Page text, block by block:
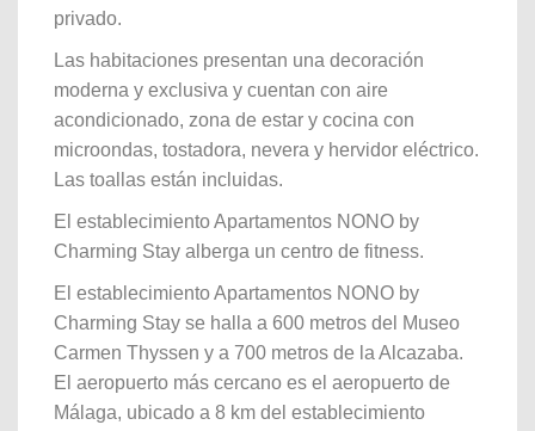
privado.
Las habitaciones presentan una decoración
moderna y exclusiva y cuentan con aire
acondicionado, zona de estar y cocina con
microondas, tostadora, nevera y hervidor eléctrico.
Las toallas están incluidas.
El establecimiento Apartamentos NONO by
Charming Stay alberga un centro de fitness.
El establecimiento Apartamentos NONO by
Charming Stay se halla a 600 metros del Museo
Carmen Thyssen y a 700 metros de la Alcazaba.
El aeropuerto más cercano es el aeropuerto de
Málaga, ubicado a 8 km del establecimiento